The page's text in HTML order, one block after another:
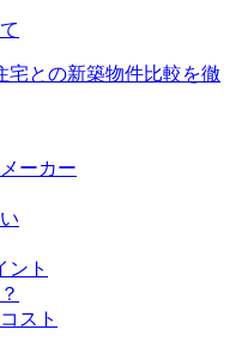
宅との新築物件比較を徹
ーカー
ント
スト